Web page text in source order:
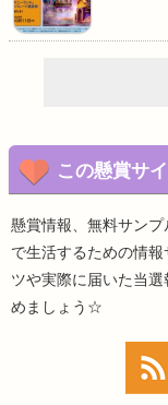
この懸賞サ
懸賞情報、無料サン
で生活するための情
ツや実際に届いた当
めましょう☆